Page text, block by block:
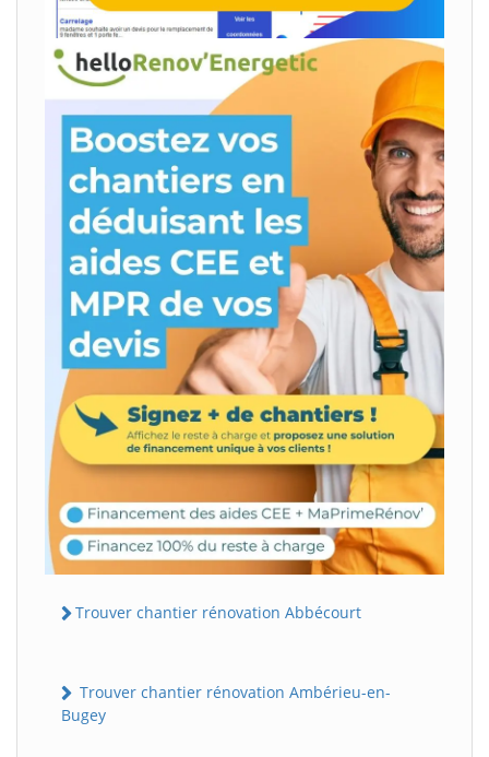
Trouver chantier rénovation Abbécourt
Trouver chantier rénovation Ambérieu-en-
Bugey